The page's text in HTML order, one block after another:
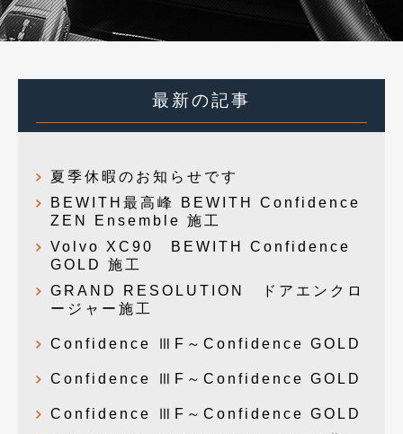
最新の記事
夏季休暇のお知らせです
BEWITH最高峰 BEWITH Confidence
ZEN Ensemble 施工
Volvo XC90 BEWITH Confidence
GOLD 施工
GRAND RESOLUTION ドアエンクロ
ージャー施工
Confidence ⅢF～Confidence GOLD
Confidence ⅢF～Confidence GOLD
Confidence ⅢF～Confidence GOLD